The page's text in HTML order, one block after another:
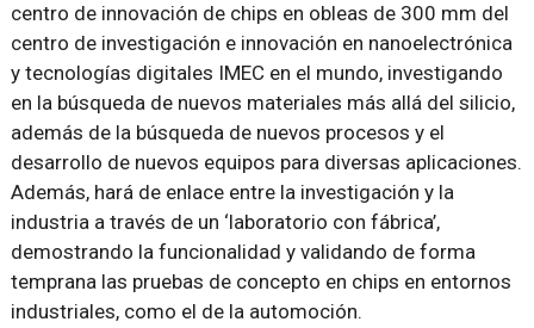
centro de innovación de chips en obleas de 300 mm del
centro de investigación e innovación en nanoelectrónica
y tecnologías digitales IMEC en el mundo, investigando
en la búsqueda de nuevos materiales más allá del silicio,
además de la búsqueda de nuevos procesos y el
desarrollo de nuevos equipos para diversas aplicaciones.
Además, hará de enlace entre la investigación y la
industria a través de un ‘laboratorio con fábrica’,
demostrando la funcionalidad y validando de forma
temprana las pruebas de concepto en chips en entornos
industriales, como el de la automoción.